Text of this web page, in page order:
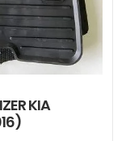
KIA